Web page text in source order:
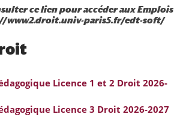
ce lien pour accéder aux Emplois
www2.droit.univ-paris5.fr/edt-soft/
Licence 1 et 2 Droit 2026-
Licence 3 Droit 2026-2027